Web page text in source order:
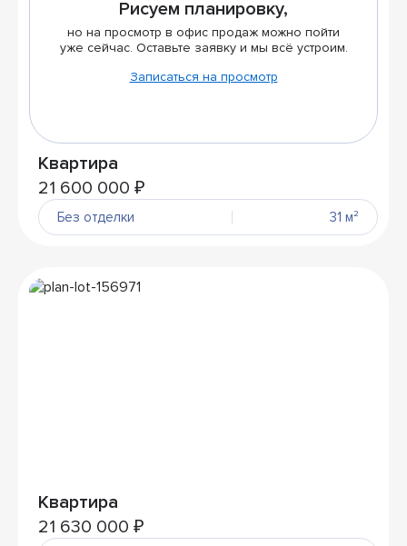
Рисуем планировку,
но на просмотр в офис продаж можно пойти
уже сейчас. Оставьте заявку и мы всё устроим.
Записаться на просмотр
Квартира
21 600 000 ₽
Без отделки 31 м²
Квартира
21 630 000 ₽